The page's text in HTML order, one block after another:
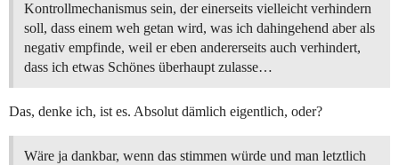
Kontrollmechanismus sein, der einerseits vielleicht verhindern
soll, dass einem weh getan wird, was ich dahingehend aber als
negativ empfinde, weil er eben andererseits auch verhindert,
dass ich etwas Schönes überhaupt zulasse…
Das, denke ich, ist es. Absolut dämlich eigentlich, oder?
Wäre ja dankbar, wenn das stimmen würde und man letztlich